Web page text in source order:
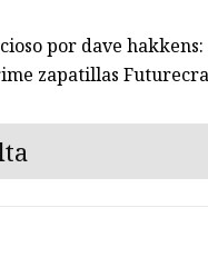
por dave
zapatillas